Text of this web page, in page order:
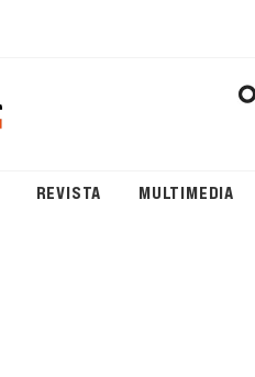
REVISTA MULTIMEDIA